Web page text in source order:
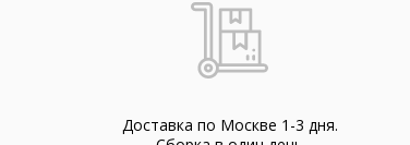
Доставка по Москве 1-3 дня.